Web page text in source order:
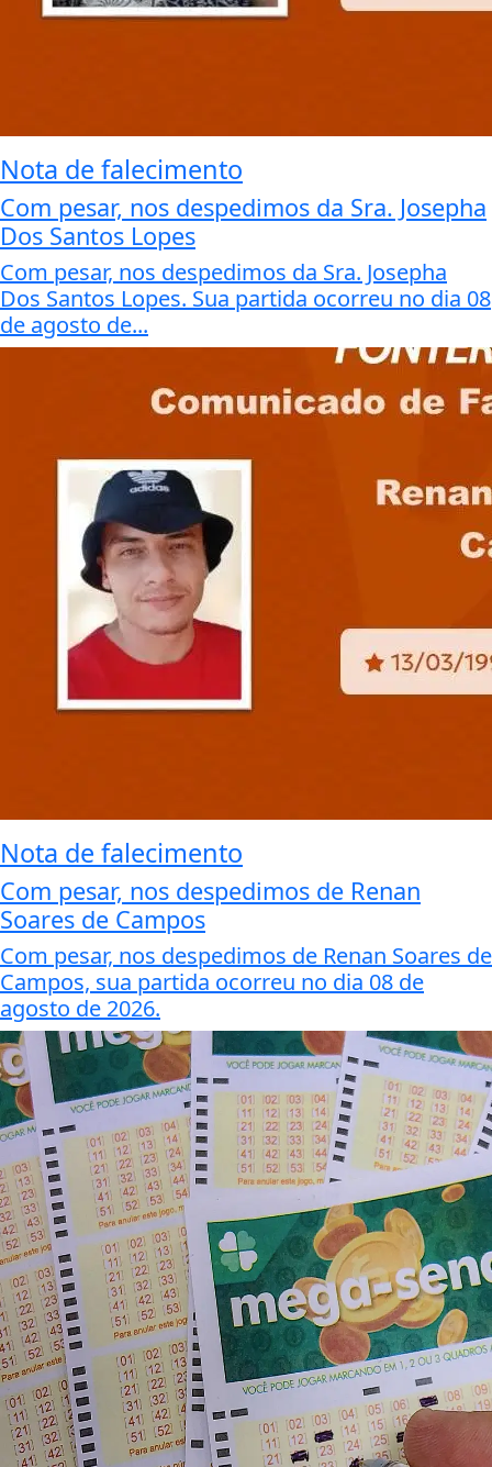
Nota de falecimento
Com pesar, nos despedimos da Sra. Josepha
Dos Santos Lopes
Com pesar, nos despedimos da Sra. Josepha
Dos Santos Lopes. Sua partida ocorreu no dia 08
de agosto de...
Nota de falecimento
Com pesar, nos despedimos de Renan
Soares de Campos
Com pesar, nos despedimos de Renan Soares de
Campos, sua partida ocorreu no dia 08 de
agosto de 2026.